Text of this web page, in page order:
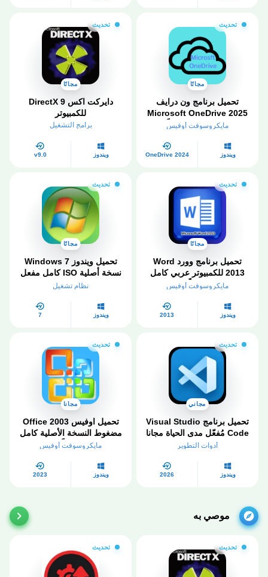
تحديث
مجانًا
تحميل برنامج ون درايف
Microsoft OneDrive 2025
كامل مفعل مجاناً
مايكروسوفت أوفيس
ويندوز OneDrive 2024
تحديث
مجانًا
دايركت اكس 9​ DirectX
للكمبيوتر
برامج التشغيل
ويندوز v9.0
تحديث
مجانًا
تحميل برنامج وورد Word
2013 للكمبيوتر عربي كامل
مجاناً
مايكروسوفت أوفيس
ويندوز 2013
تحديث
مجانًا
تحميل ويندوز Windows 7
نسخة أصلية ISO كامل مفعل
2026
نظام تشغيل
ويندوز 7
تحديث
مجاني
تحميل برنامج Visual Studio
Code​ مُفعّل مدى الحياة مجانا
2026
أدوات التطوير
ويندوز 2026
تحديث
مجانا
تحميل اوفيس Office 2003
مضغوط النسخة الأصلية كامل
مجاناً
مايكروسوفت أوفيس
ويندوز 2023
موصي به
تحديث تحديث